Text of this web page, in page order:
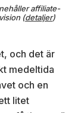
affiliate-
(detaljer)
och det är
medeltida
och en
litet